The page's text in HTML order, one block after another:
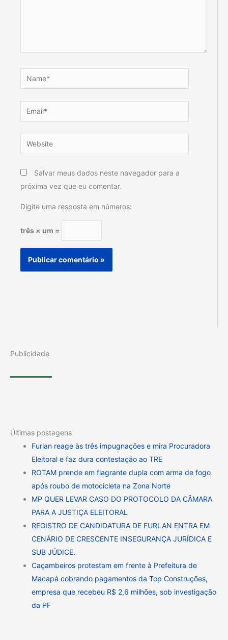
Name*
Email*
Website
Salvar meus dados neste navegador para a
próxima vez que eu comentar.
Digite uma resposta em números:
três × um =
Publicidade
Últimas postagens
Furlan reage às três impugnações e mira Procuradora
Eleitoral e faz dura contestação ao TRE
ROTAM prende em flagrante dupla com arma de fogo
após roubo de motocicleta na Zona Norte
MP QUER LEVAR CASO DO PROTOCOLO DA CÂMARA
PARA A JUSTIÇA ELEITORAL
REGISTRO DE CANDIDATURA DE FURLAN ENTRA EM
CENÁRIO DE CRESCENTE INSEGURANÇA JURÍDICA E
SUB JÚDICE.
Caçambeiros protestam em frente à Prefeitura de
Macapá cobrando pagamentos da Top Construções,
empresa que recebeu R$ 2,6 milhões, sob investigação
da PF